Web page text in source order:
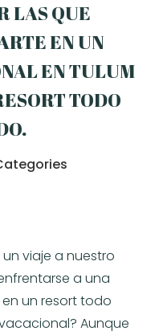
LAS QUE
EN UN
EN TULUM
TODO
.
viaje a nuestro
a una
un resort todo
Aunque